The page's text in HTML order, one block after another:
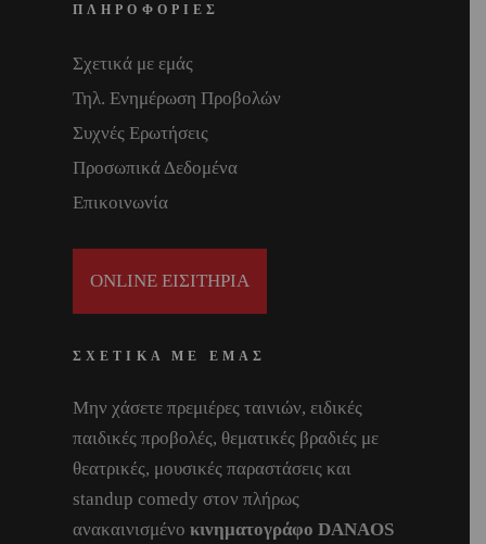
ΠΛΗΡΟΦΟΡΙΕΣ
Σχετικά με εμάς
Τηλ. Ενημέρωση Προβολών
Συχνές Ερωτήσεις
Προσωπικά Δεδομένα
Επικοινωνία
ONLINE ΕΙΣΙΤΗΡΙΑ
ΣΧΕΤΙΚΑ ΜΕ ΕΜΑΣ
Μην χάσετε πρεμιέρες ταινιών, ειδικές
παιδικές προβολές, θεματικές βραδιές με
θεατρικές, μουσικές παραστάσεις και
standup comedy στον πλήρως
ανακαινισμένο κινηματογράφο DANAOS